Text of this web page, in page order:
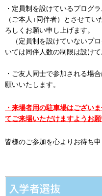
入学者選抜
・定員制を設けているプログ
（ご本人+同伴者）とさせて
ろしくお願い申し上げます。
（定員制を設けていないプ
いては同伴人数の制限は設けて
・ご友人同士で参加される場
願いいたします。
・来場者用の駐車場はござい
てご来場いただけますようお願
皆様のご参加を心よりお待ち申